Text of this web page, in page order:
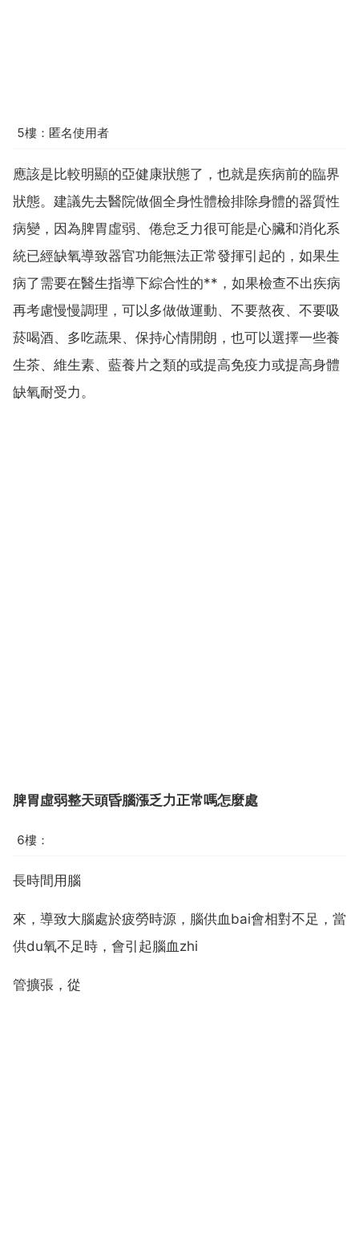
5樓：匿名使用者
應該是比較明顯的亞健康狀態了，也就是疾病前的臨界
狀態。建議先去醫院做個全身性體檢排除身體的器質性
病變，因為脾胃虛弱、倦怠乏力很可能是心臟和消化系
統已經缺氧導致器官功能無法正常發揮引起的，如果生
病了需要在醫生指導下綜合性的**，如果檢查不出疾病
再考慮慢慢調理，可以多做做運動、不要熬夜、不要吸
菸喝酒、多吃蔬果、保持心情開朗，也可以選擇一些養
生茶、維生素、藍養片之類的或提高免疫力或提高身體
缺氧耐受力。
脾胃虛弱整天頭昏腦漲乏力正常嗎怎麼處
6樓：
長時間用腦
來，導致大腦處於疲勞時源，腦供血bai會相對不足，當
供du氧不足時，會引起腦血zhi
管擴張，從